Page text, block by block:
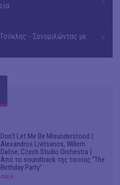
- Συνομιλώντας με
Don't Let Me Be Misunderstood |
Alexandros Livitsanos, Willem
Dafoe, Czech Studio Orchestra |
Από το soundtrack της ταινίας "The
Birthday Party"
#ΝΕΑ